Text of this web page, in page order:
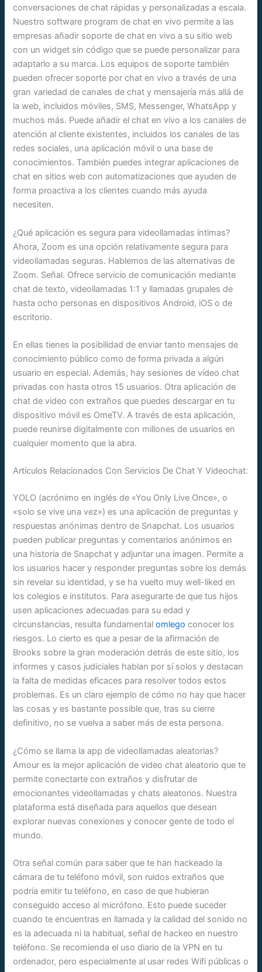
conversaciones de chat rápidas y personalizadas a escala.
Nuestro software program de chat en vivo permite a las
empresas añadir soporte de chat en vivo a su sitio web
con un widget sin código que se puede personalizar para
adaptarlo a su marca. Los equipos de soporte también
pueden ofrecer soporte por chat en vivo a través de una
gran variedad de canales de chat y mensajería más allá de
la web, incluidos móviles, SMS, Messenger, WhatsApp y
muchos más. Puede añadir el chat en vivo a los canales de
atención al cliente existentes, incluidos los canales de las
redes sociales, una aplicación móvil o una base de
conocimientos. También puedes integrar aplicaciones de
chat en sitios web con automatizaciones que ayuden de
forma proactiva a los clientes cuando más ayuda
necesiten.
¿Qué aplicación es segura para videollamadas íntimas?
Ahora, Zoom es una opción relativamente segura para
videollamadas seguras. Hablemos de las alternativas de
Zoom. Señal. Ofrece servicio de comunicación mediante
chat de texto, videollamadas 1:1 y llamadas grupales de
hasta ocho personas en dispositivos Android, iOS o de
escritorio.
En ellas tienes la posibilidad de enviar tanto mensajes de
conocimiento público como de forma privada a algún
usuario en especial. Además, hay sesiones de vídeo chat
privadas con hasta otros 15 usuarios. Otra aplicación de
chat de video con extraños que puedes descargar en tu
dispositivo móvil es OmeTV. A través de esta aplicación,
puede reunirse digitalmente con millones de usuarios en
cualquier momento que la abra.
Artículos Relacionados Con Servicios De Chat Y Videochat:
YOLO (acrónimo en inglés de «You Only Live Once», o
«solo se vive una vez») es una aplicación de preguntas y
respuestas anónimas dentro de Snapchat. Los usuarios
pueden publicar preguntas y comentarios anónimos en
una historia de Snapchat y adjuntar una imagen. Permite a
los usuarios hacer y responder preguntas sobre los demás
sin revelar su identidad, y se ha vuelto muy well-liked en
los colegios e institutos. Para asegurarte de que tus hijos
usen aplicaciones adecuadas para su edad y
circunstancias, resulta fundamentalomlego conocer los
riesgos. Lo cierto es que a pesar de la afirmación de
Brooks sobre la gran moderación detrás de este sitio, los
informes y casos judiciales hablan por sí solos y destacan
la falta de medidas eficaces para resolver todos estos
problemas. Es un claro ejemplo de cómo no hay que hacer
las cosas y es bastante possible que, tras su cierre
definitivo, no se vuelva a saber más de esta persona.
¿Cómo se llama la app de videollamadas aleatorias?
Amour es la mejor aplicación de video chat aleatorio que te
permite conectarte con extraños y disfrutar de
emocionantes videollamadas y chats aleatorios. Nuestra
plataforma está diseñada para aquellos que desean
explorar nuevas conexiones y conocer gente de todo el
mundo.
Otra señal común para saber que te han hackeado la
cámara de tu teléfono móvil, son ruidos extraños que
podría emitir tu teléfono, en caso de que hubieran
conseguido acceso al micrófono. Esto puede suceder
cuando te encuentras en llamada y la calidad del sonido no
es la adecuada ni la habitual, señal de hackeo en nuestro
teléfono. Se recomienda el uso diario de la VPN en tu
ordenador, pero especialmente al usar redes Wifi públicas o